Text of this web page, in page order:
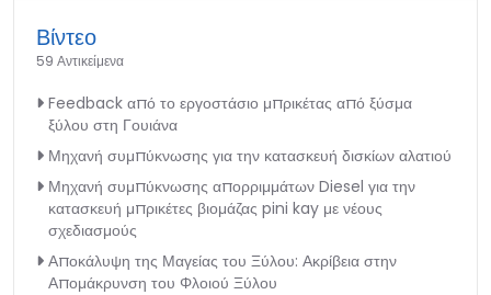
Βίντεο
59 Αντικείμενα
Feedback από το εργοστάσιο μπρικέτας από ξύσμα
ξύλου στη Γουιάνα
Μηχανή συμπύκνωσης για την κατασκευή δισκίων αλατιού
Μηχανή συμπύκνωσης απορριμμάτων Diesel για την
κατασκευή μπρικέτες βιομάζας pini kay με νέους
σχεδιασμούς
Αποκάλυψη της Μαγείας του Ξύλου: Ακρίβεια στην
Απομάκρυνση του Φλοιού Ξύλου